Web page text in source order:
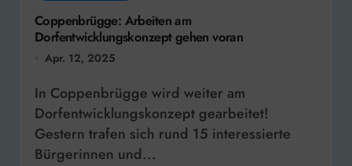
Coppenbrügge: Arbeiten am
Dorfentwicklungskonzept gehen voran
Apr. 12, 2025
In Coppenbrügge wird weiter am
Dorfentwicklungskonzept gearbeitet!
Gestern trafen sich rund 15 interessierte
Bürgerinnen und...